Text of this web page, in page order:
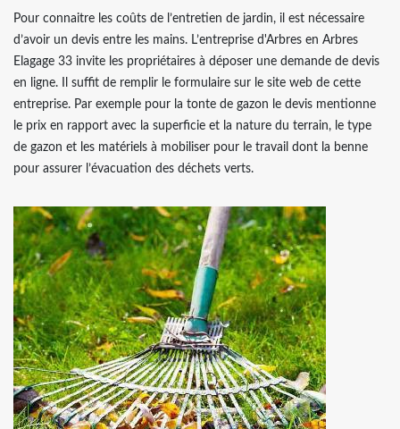
Pour connaitre les coûts de l’entretien de jardin, il est nécessaire
d’avoir un devis entre les mains. L’entreprise d'Arbres en Arbres
Elagage 33 invite les propriétaires à déposer une demande de devis
en ligne. Il suffit de remplir le formulaire sur le site web de cette
entreprise. Par exemple pour la tonte de gazon le devis mentionne
le prix en rapport avec la superficie et la nature du terrain, le type
de gazon et les matériels à mobiliser pour le travail dont la benne
pour assurer l’évacuation des déchets verts.